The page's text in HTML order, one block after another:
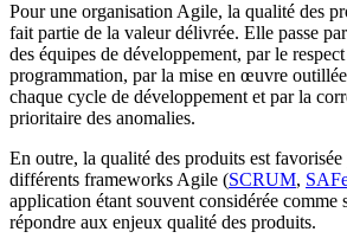
Pour une organisation Agile, la qualité des
fait partie de la valeur délivrée. Elle passe
des équipes de développement, par le
programmation, par la mise en œuvre outillée
chaque cycle de développement et par la
prioritaire des anomalies.
En outre, la qualité des produits est
différents frameworks Agile (SCRUM,
application étant souvent considérée comme
répondre aux enjeux qualité des produits.